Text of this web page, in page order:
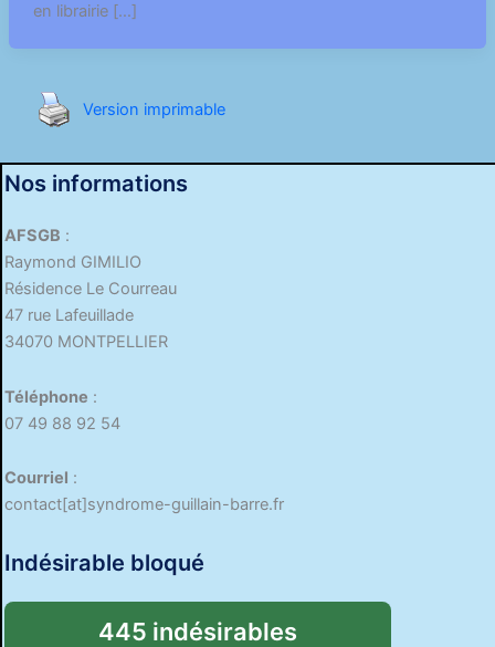
en librairie […]
Version imprimable
Nos informations
AFSGB :
Raymond GIMILIO
Résidence Le Courreau
47 rue Lafeuillade
34070 MONTPELLIER
Téléphone :
07 49 88 92 54
Courriel :
contact[at]syndrome-guillain-barre.fr
Indésirable bloqué
445 indésirables